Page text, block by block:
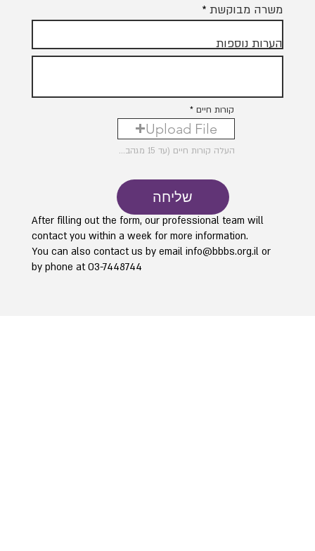
משרה מבוקשת
הערות נוספות
קורות חיים
Upload File
העלה קורות חיים (עד 15 מגהבייט)
שליחה
After filling out the form, our professional team will
contact you within a week for more information.
You can also contact us by email info@bbbs.org.ilor
by phone at 03-7448744